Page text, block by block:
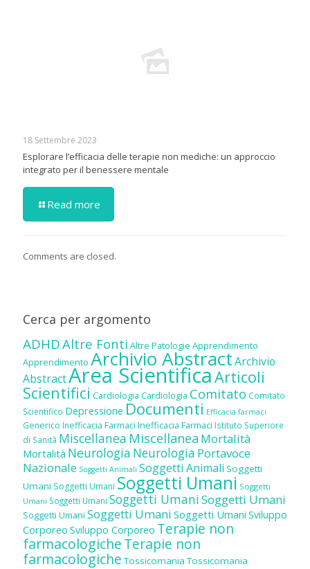
18 Settembre 2023
Esplorare l’efficacia delle terapie non mediche: un approccio
integrato per il benessere mentale
Read more
Comments are closed.
Cerca per argomento
ADHDAltre Fonti Altre Patologie Apprendimento
Apprendimento Archivio AbstractArchivio
AbstractArea ScientificaArticoli
Scientifici Cardiologia Cardiologia Comitato Comitato
Scientifico Depressione Documenti Efficacia farmaci
Generico Inefficacia Farmaci Inefficacia Farmaci Istituto Superiore
di Sanità Miscellanea Miscellanea Mortalità
Mortalità Neurologia Neurologia Portavoce
Nazionale Soggetti Animali Soggetti Animali Soggetti
Umani Soggetti Umani Soggetti Umani Soggetti
Umani Soggetti Umani Soggetti UmaniSoggetti Umani
Soggetti Umani Soggetti Umani Soggetti Umani Sviluppo
Corporeo Sviluppo Corporeo Terapie non
farmacologicheTerapie non
farmacologiche Tossicomania Tossicomania